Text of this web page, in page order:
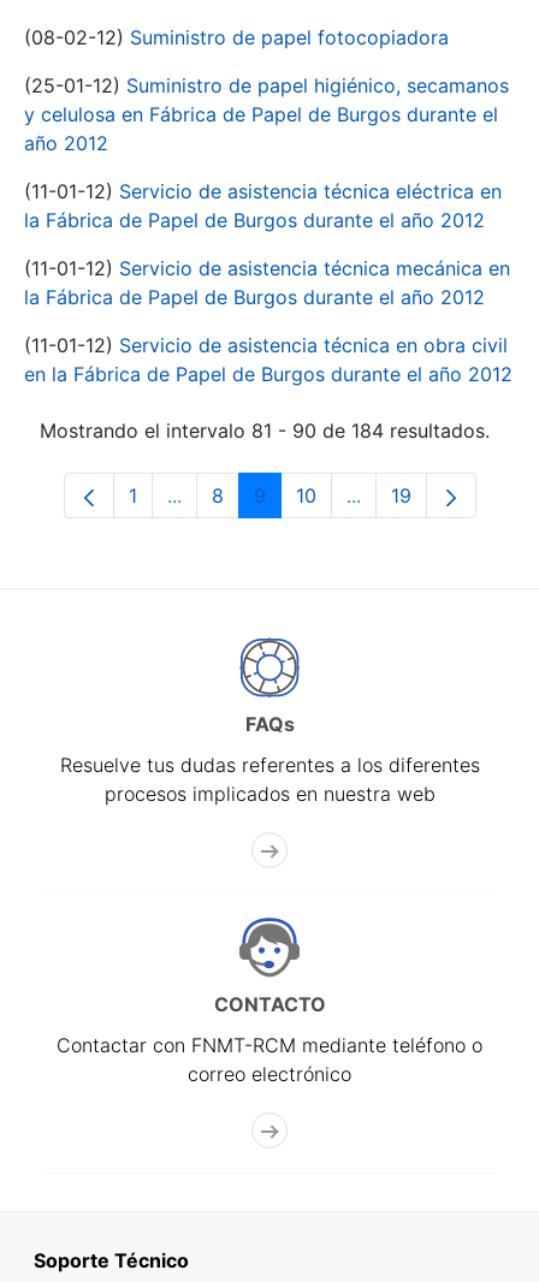
(08-02-12) Suministro de papel fotocopiadora
(25-01-12) Suministro de papel higiénico, secamanos
y celulosa en Fábrica de Papel de Burgos durante el
año 2012
(11-01-12) Servicio de asistencia técnica eléctrica en
la Fábrica de Papel de Burgos durante el año 2012
(11-01-12) Servicio de asistencia técnica mecánica en
la Fábrica de Papel de Burgos durante el año 2012
(11-01-12) Servicio de asistencia técnica en obra civil
en la Fábrica de Papel de Burgos durante el año 2012
Mostrando el intervalo 81 - 90 de 184 resultados.
Página
1 ...Páginas intermedias Use TAB para
Página
8 Página
9 Página
10 ...PáginasPágina
19
FAQs
Resuelve tus dudas referentes a los diferentes
procesos implicados en nuestra web
CONTACTO
Contactar con FNMT-RCM mediante teléfono o
correo electrónico
Soporte Técnico